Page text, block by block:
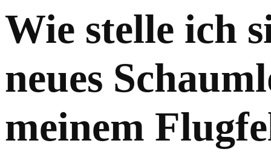
Wie stelle ich
neues
meinem